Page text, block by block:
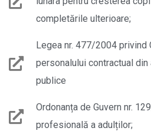
completările ulterioare;
Legea nr. 477/2004 privind
personalului contractual
publice
Ordonanța de Guvern nr.
profesională a adulților;